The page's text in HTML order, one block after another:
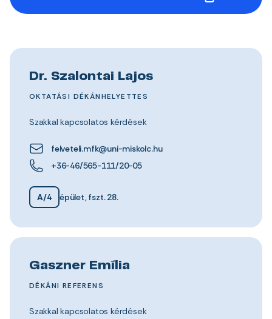
Dr. Szalontai Lajos
OKTATÁSI DÉKÁNHELYETTES
Szakkal kapcsolatos kérdések
felveteli.mfk@uni-miskolc.hu
+36-46/565-111/20-05
A/4 épület, fszt. 28.
Gaszner Emília
DÉKÁNI REFERENS
Szakkal kapcsolatos kérdések